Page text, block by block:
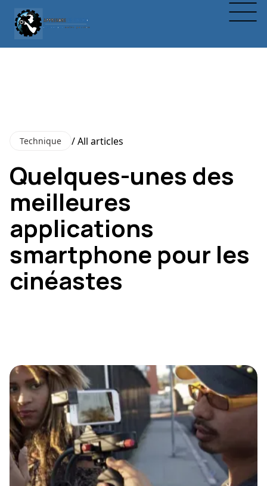
Technique / All articles
Quelques-unes des
meilleures
applications
smartphone pour les
cinéastes
August 10, 2016